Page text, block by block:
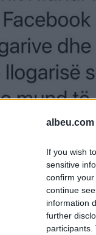
albeu.com
If you wish
sensitive
confirm
continue
information
further